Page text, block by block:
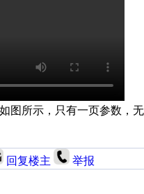
图所示，只有一页参数，
回复楼主 举报